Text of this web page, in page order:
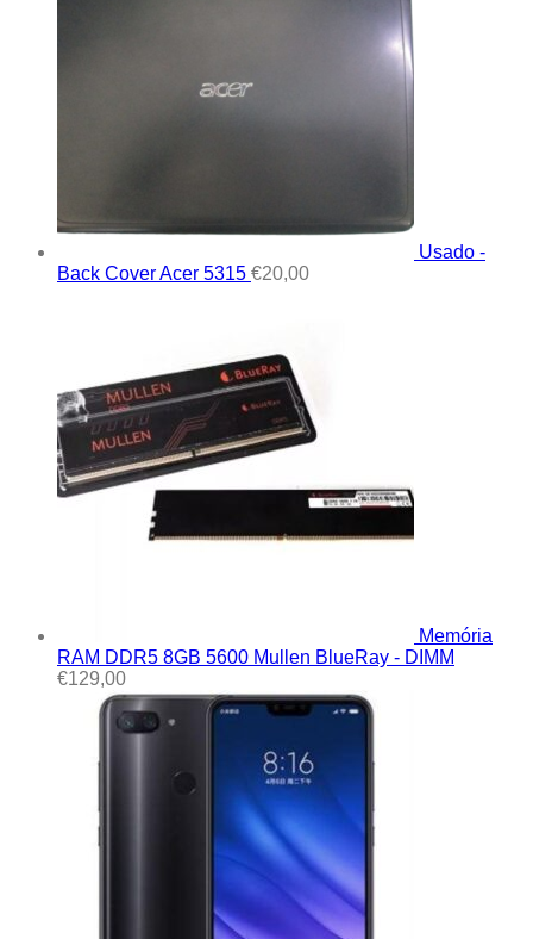
Usado -
Back Cover Acer 5315 €20,00
Memória
RAM DDR5 8GB 5600 Mullen BlueRay - DIMM
€129,00